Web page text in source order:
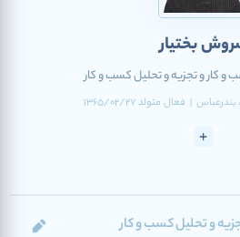
بختیار
کار و تجزیه و تحلیل کسب و کار
، بندرعباس | فعال متولد1365/02/27
و تحلیل کسب و کار